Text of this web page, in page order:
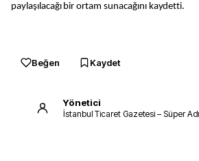
paylaşılacağı bir ortam sunacağını kaydetti.
Beğen Kaydet
Yönetici
İstanbul Ticaret Gazetesi – Süper